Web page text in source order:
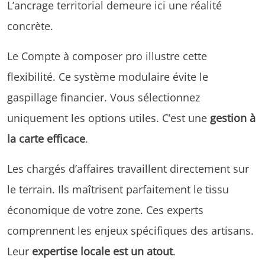
L’ancrage territorial demeure ici une réalité
concrète.
Le Compte à composer pro illustre cette
flexibilité. Ce système modulaire évite le
gaspillage financier. Vous sélectionnez
uniquement les options utiles. C’est une gestion à
la carte efficace.
Les chargés d’affaires travaillent directement sur
le terrain. Ils maîtrisent parfaitement le tissu
économique de votre zone. Ces experts
comprennent les enjeux spécifiques des artisans.
Leur expertise locale est un atout.